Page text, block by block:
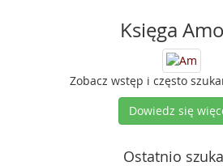
Księga
Zobacz wstęp i często
Dowiedz się
Ostatnio